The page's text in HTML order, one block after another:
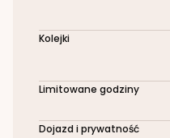
Kolejki
Limitowane godziny
Dojazd i prywatność